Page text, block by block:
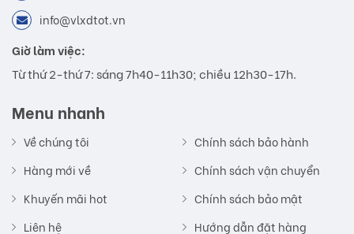
info@vlxdtot.vn
Giờ làm việc:
Từ thứ 2-thứ 7: sáng 7h40-11h30; chiều 12h30-17h.
Menu nhanh
Về chúng tôi
Hàng mới về
Khuyến mãi hot
Liên hệ
Chính sách bảo hành
Chính sách vận chuyển
Chính sách bảo mật
Hướng dẫn đặt hàng